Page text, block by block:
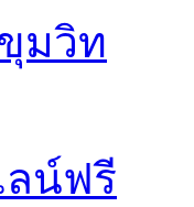
มวิท
น์ฟรี